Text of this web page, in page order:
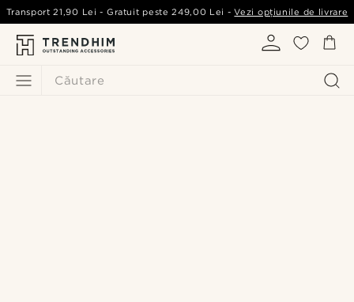
Căutare
Transport 21,90 Lei - Gratuit peste249,00 Lei -Vezi opțiunile de livrare